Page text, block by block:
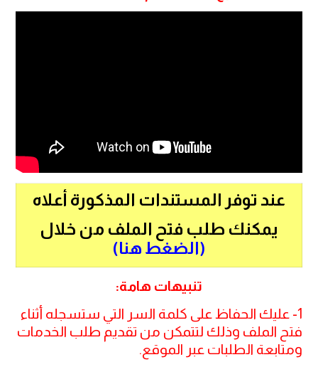
عند توفر المستندات المذكورة أعلاه
يمكنك طلب فتح الملف من خلال
(الضغط هنا)
تنبيهات هامة:
1- عليك الحفاظ على كلمة السر التي ستسجله أثناء
فتح الملف وذلك لتتمكن من تقديم طلب الخدمات
ومتابعة الطلبات عبر الموقع.